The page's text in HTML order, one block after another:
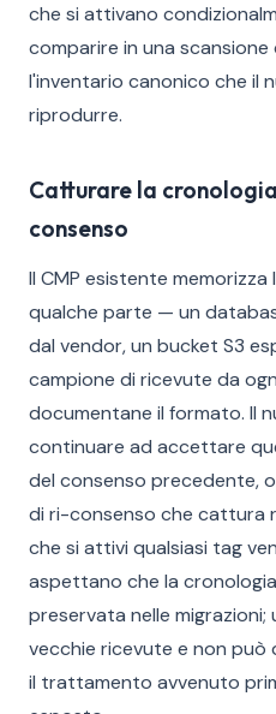
che si attivano
comparire in una
l'inventario canonico che il
riprodurre.
Catturare la
consenso
Il CMP esistente
qualche parte — un
dal vendor, un bucket S3
campione di ricevute da
documentane il formato. Il
continuare ad accettare
del consenso precedente,
di ri-consenso che cattura
che si attivi qualsiasi tag
aspettano che la
preservata nelle migrazioni;
vecchie ricevute e non
il trattamento avvenuto